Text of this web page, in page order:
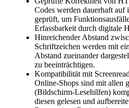
Codes werden dauerhaft
geprüft, um
Erfassbarkeit durch digitale
Hinreichender Abstand
Schriftzeichen werden mit
Abstand zueinander
zu beeinträchtigen.
Kompatibilität mit
Online-Shops sind mit allen
(Bildschirm-Lesehilfen)
diesen gelesen und